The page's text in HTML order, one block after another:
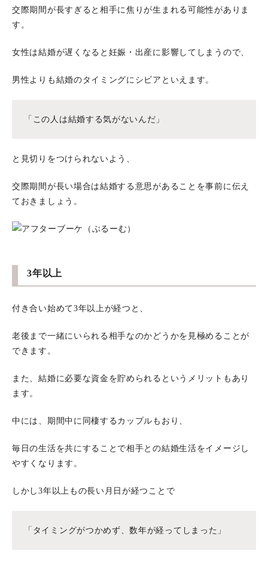
交際期間が長すぎると相手に焦りが生まれる可能性がありま
す。
女性は結婚が遅くなると妊娠・出産に影響してしまうので、
男性よりも結婚のタイミングにシビアといえます。
「この人は結婚する気がないんだ」
と見切りをつけられないよう、
交際期間が長い場合は結婚する意思があることを事前に伝え
ておきましょう。
3年以上
付き合い始めて3年以上が経つと、
老後まで一緒にいられる相手なのかどうかを見極めることが
できます。
また、結婚に必要な資金を貯められるというメリットもあり
ます。
中には、期間中に同棲するカップルもおり、
毎日の生活を共にすることで相手との結婚生活をイメージし
やすくなります。
しかし3年以上もの長い月日が経つことで
「タイミングがつかめず、数年が経ってしまった」